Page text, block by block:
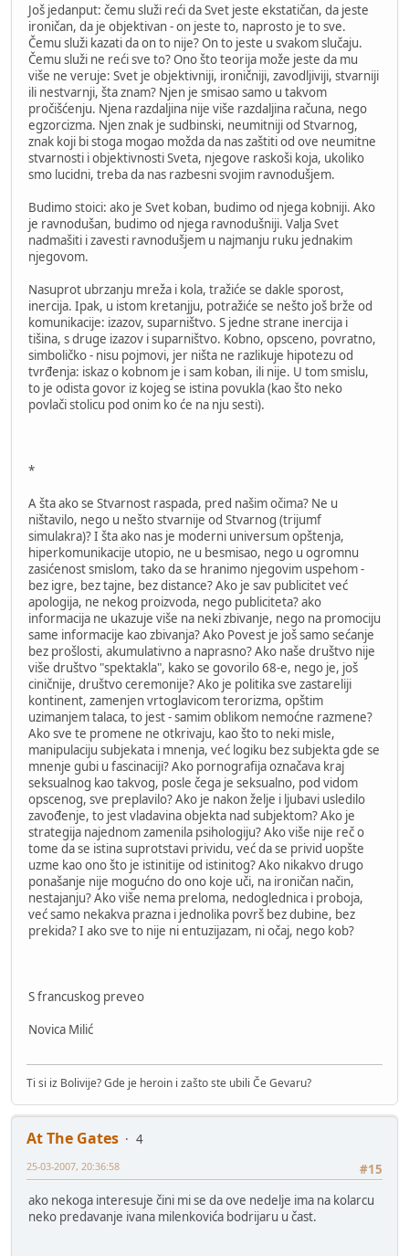
Još jedanput: čemu služi reći da Svet jeste ekstatičan, da jeste
ironičan, da je objektivan - on jeste to, naprosto je to sve.
Čemu služi kazati da on to nije? On to jeste u svakom slučaju.
Čemu služi ne reći sve to? Ono što teorija može jeste da mu
više ne veruje: Svet je objektivniji, ironičniji, zavodljiviji, stvarniji
ili nestvarnji, šta znam? Njen je smisao samo u takvom
pročišćenju. Njena razdaljina nije više razdaljina računa, nego
egzorcizma. Njen znak je sudbinski, neumitniji od Stvarnog,
znak koji bi stoga mogao možda da nas zaštiti od ove neumitne
stvarnosti i objektivnosti Sveta, njegove raskoši koja, ukoliko
smo lucidni, treba da nas razbesni svojim ravnodušjem.
Budimo stoici: ako je Svet koban, budimo od njega kobniji. Ako
je ravnodušan, budimo od njega ravnodušniji. Valja Svet
nadmašiti i zavesti ravnodušjem u najmanju ruku jednakim
njegovom.
Nasuprot ubrzanju mreža i kola, tražiće se dakle sporost,
inercija. Ipak, u istom kretanjju, potražiće se nešto još brže od
komunikacije: izazov, suparništvo. S jedne strane inercija i
tišina, s druge izazov i suparništvo. Kobno, opsceno, povratno,
simboličko - nisu pojmovi, jer ništa ne razlikuje hipotezu od
tvrđenja: iskaz o kobnom je i sam koban, ili nije. U tom smislu,
to je odista govor iz kojeg se istina povukla (kao što neko
povlači stolicu pod onim ko će na nju sesti).
*
A šta ako se Stvarnost raspada, pred našim očima? Ne u
ništavilo, nego u nešto stvarnije od Stvarnog (trijumf
simulakra)? I šta ako nas je moderni universum opštenja,
hiperkomunikacije utopio, ne u besmisao, nego u ogromnu
zasićenost smislom, tako da se hranimo njegovim uspehom -
bez igre, bez tajne, bez distance? Ako je sav publicitet već
apologija, ne nekog proizvoda, nego publiciteta? ako
informacija ne ukazuje više na neki zbivanje, nego na promociju
same informacije kao zbivanja? Ako Povest je još samo sećanje
bez prošlosti, akumulativno a naprasno? Ako naše društvo nije
više društvo "spektakla", kako se govorilo 68-e, nego je, još
ciničnije, društvo ceremonije? Ako je politika sve zastareliji
kontinent, zamenjen vrtoglavicom terorizma, opštim
uzimanjem talaca, to jest - samim oblikom nemoćne razmene?
Ako sve te promene ne otkrivaju, kao što to neki misle,
manipulaciju subjekata i mnenja, već logiku bez subjekta gde se
mnenje gubi u fascinaciji? Ako pornografija označava kraj
seksualnog kao takvog, posle čega je seksualno, pod vidom
opscenog, sve preplavilo? Ako je nakon želje i ljubavi usledilo
zavođenje, to jest vladavina objekta nad subjektom? Ako je
strategija najednom zamenila psihologiju? Ako više nije reč o
tome da se istina suprotstavi prividu, već da se privid uopšte
uzme kao ono što je istinitije od istinitog? Ako nikakvo drugo
ponašanje nije mogućno do ono koje uči, na ironičan način,
nestajanju? Ako više nema preloma, nedoglednica i proboja,
već samo nekakva prazna i jednolika površ bez dubine, bez
prekida? I ako sve to nije ni entuzijazam, ni očaj, nego kob?
S francuskog preveo
Novica Milić
Ti si iz Bolivije? Gde je heroin i zašto ste ubili Če Gevaru?
At The Gates
4
#15
25-03-2007, 20:36:58
ako nekoga interesuje čini mi se da ove nedelje ima na kolarcu
neko predavanje ivana milenkovića bodrijaru u čast.